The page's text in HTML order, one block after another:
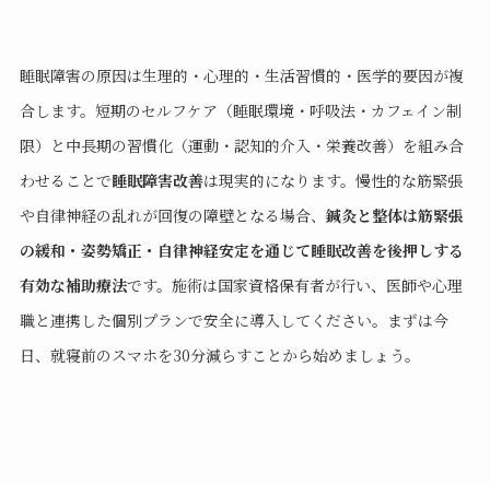
睡眠障害の原因は生理的・心理的・生活習慣的・医学的要因が複
合します。短期のセルフケア（睡眠環境・呼吸法・カフェイン制
限）と中長期の習慣化（運動・認知的介入・栄養改善）を組み合
わせることで睡眠障害改善は現実的になります。慢性的な筋緊張
や自律神経の乱れが回復の障壁となる場合、 鍼灸と整体は筋緊張
の緩和・姿勢矯正・自律神経安定を通じて睡眠改善を後押しする
有効な補助療法です。施術は国家資格保有者が行い、医師や心理
職と連携した個別プランで安全に導入してください。まずは今
日、就寝前のスマホを30分減らすことから始めましょう。